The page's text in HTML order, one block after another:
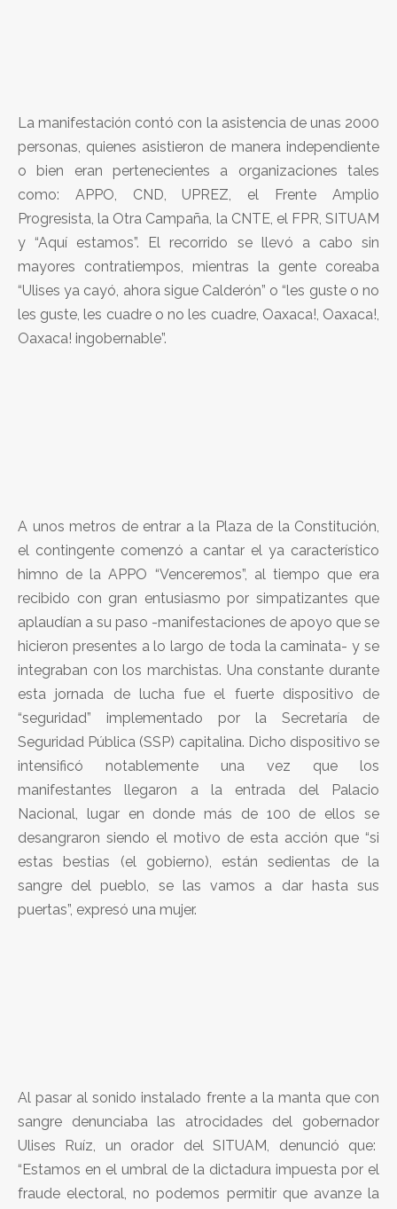
La manifestación contó con la asistencia de unas 2000
personas, quienes asistieron de manera independiente
o bien eran pertenecientes a organizaciones tales
como: APPO, CND, UPREZ, el Frente Amplio
Progresista, la Otra Campaña, la CNTE, el FPR, SITUAM
y “Aquí estamos”. El recorrido se llevó a cabo sin
mayores contratiempos, mientras la gente coreaba
“Ulises ya cayó, ahora sigue Calderón” o “les guste o no
les guste, les cuadre o no les cuadre, Oaxaca!, Oaxaca!,
Oaxaca! ingobernable”.
A unos metros de entrar a la Plaza de la Constitución,
el contingente comenzó a cantar el ya característico
himno de la APPO “Venceremos”, al tiempo que era
recibido con gran entusiasmo por simpatizantes que
aplaudían a su paso -manifestaciones de apoyo que se
hicieron presentes a lo largo de toda la caminata- y se
integraban con los marchistas. Una constante durante
esta jornada de lucha fue el fuerte dispositivo de
“seguridad” implementado por la Secretaría de
Seguridad Pública (SSP) capitalina. Dicho dispositivo se
intensificó notablemente una vez que los
manifestantes llegaron a la entrada del Palacio
Nacional, lugar en donde más de 100 de ellos se
desangraron siendo el motivo de esta acción que “si
estas bestias (el gobierno), están sedientas de la
sangre del pueblo, se las vamos a dar hasta sus
puertas”, expresó una mujer.
Al pasar al sonido instalado frente a la manta que con
sangre denunciaba las atrocidades del gobernador
Ulises Ruíz, un orador del SITUAM, denunció que:
“Estamos en el umbral de la dictadura impuesta por el
fraude electoral, no podemos permitir que avanze la